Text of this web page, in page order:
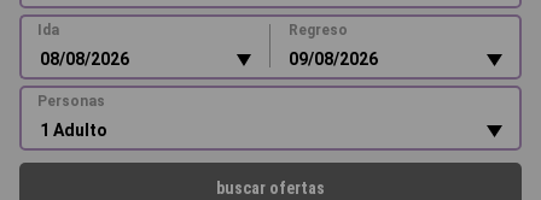
Ida | Regreso
Personas
buscar ofertas